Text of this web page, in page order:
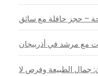
– حجز حافلة مع سائق
مع مرشد في أذربيجان
جمال الطبيعة وفرص لا